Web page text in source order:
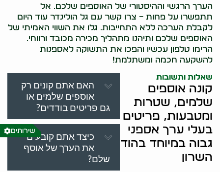
הערך הרגשי וההיסטורי של האוספים שלכם. אל
תתפשרו על פחות – צרו קשר עם גל הולינדר עוד היום
לקבלת הערכה ללא התחייבות. גלו את השווי האמיתי של
האוספים שלכם ותיהנו מתהליך מכירה מכובד ורווחי.
הרימו טלפון עכשיו והפכו את התשוקה לאספנות
להשקעה חכמה ומשתלמת!
שאלות ותשובות
קונה אוספים
שלמים, שטרות
ומטבעות, פריטים
בעלי ערך אספני
גבוה במיוחד בהוד
השרון
האם אתם קונים רק
אוספים שלמים או
גם פריטים בודדים?
כיצד אתם קובעים
את הערך של אוסף
שלם?
שירותים